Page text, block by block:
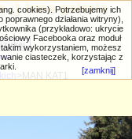
;) inna galeria
>MAN KAT1
cookies). Potrzebujemy ich
działania witryny),
(przykładowo: ukrycie
Facebooka oraz moduł
wykorzystaniem, możesz
ciasteczek, korzystając z
[zamknij]